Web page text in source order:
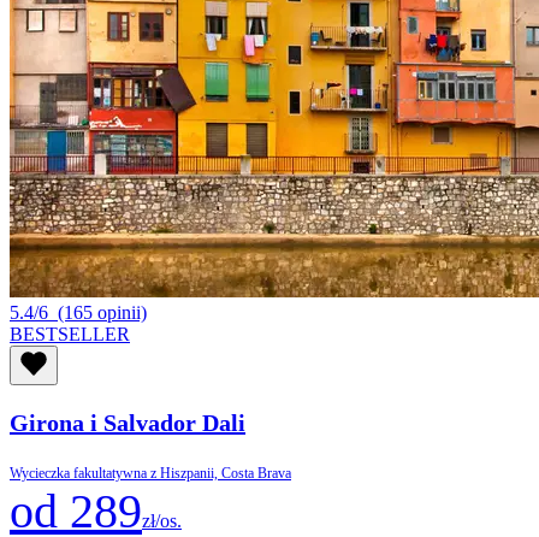
5.4/6 (165 opinii)
BESTSELLER
Girona i Salvador Dali
Wycieczka fakultatywna z Hiszpanii, Costa Brava
od 289zł/os.